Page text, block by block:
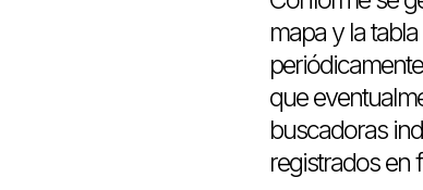
mapa y la
que
buscadoras
registrados en